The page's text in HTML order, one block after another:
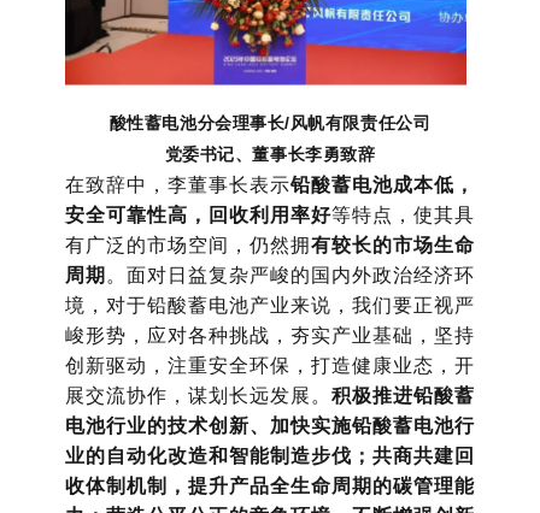
酸性蓄电池分会理事长/风帆有限责任公司
党委书记、董事长李勇致辞
在致辞中，李董事长表示铅酸蓄电池成本低，
安全可靠性高，回收利用率好等特点，使其具
有广泛的市场空间，仍然拥有较长的市场生命
周期 。面对日益复杂严峻的国内外政治经济环
境，对于铅酸蓄电池产业来说，我们要正视严
峻形势，应对各种挑战，夯实产业基础，坚持
创新驱动，注重安全环保，打造健康业态，开
展交流协作，谋划长远发展。积极推进铅酸蓄
电池行业的技术创新、加快实施铅酸蓄电池行
业的自动化改造和智能制造步伐；共商共建回
收体制机制，提升产品全生命周期的碳管理能